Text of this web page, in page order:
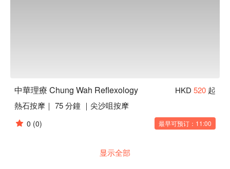
中華理療 Chung Wah Reflexology HKD 520 起
熱石按摩｜ 75 分鐘 ｜尖沙咀按摩
0 (0) 最早可预订：11:00
显示全部